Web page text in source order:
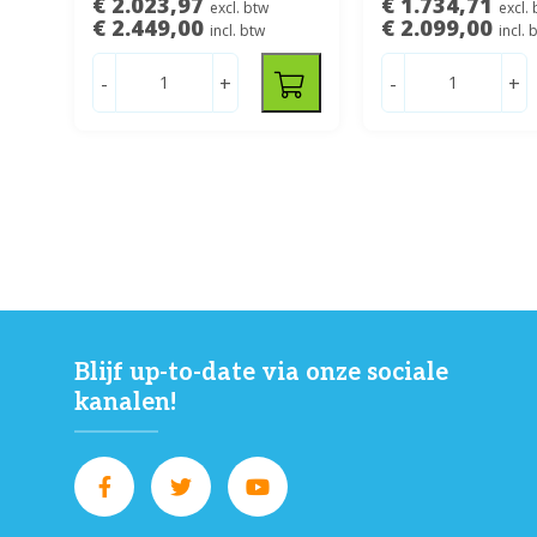
excl. btw
€ 2.449,00 incl. btw
- +
excl.
€ 2.099,00 incl.
- +
Blijf up-to-date via onze sociale
kanalen!